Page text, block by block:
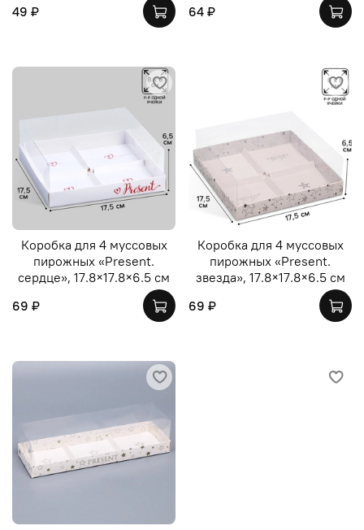
49 ₽
64 ₽
Коробка для 4 муссовых
пирожных «Present.
сердце», 17.8×17.8×6.5 см
69 ₽
Коробка для 4 муссовых
пирожных «Present.
звезда», 17.8×17.8×6.5 см
69 ₽